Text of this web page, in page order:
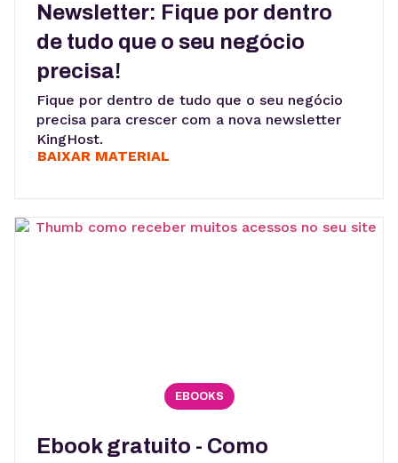
Newsletter: Fique por dentro
de tudo que o seu negócio
precisa!
Fique por dentro de tudo que o seu negócio
precisa para crescer com a nova newsletter
KingHost.
BAIXAR MATERIAL
EBOOKS
Ebook gratuito - Como